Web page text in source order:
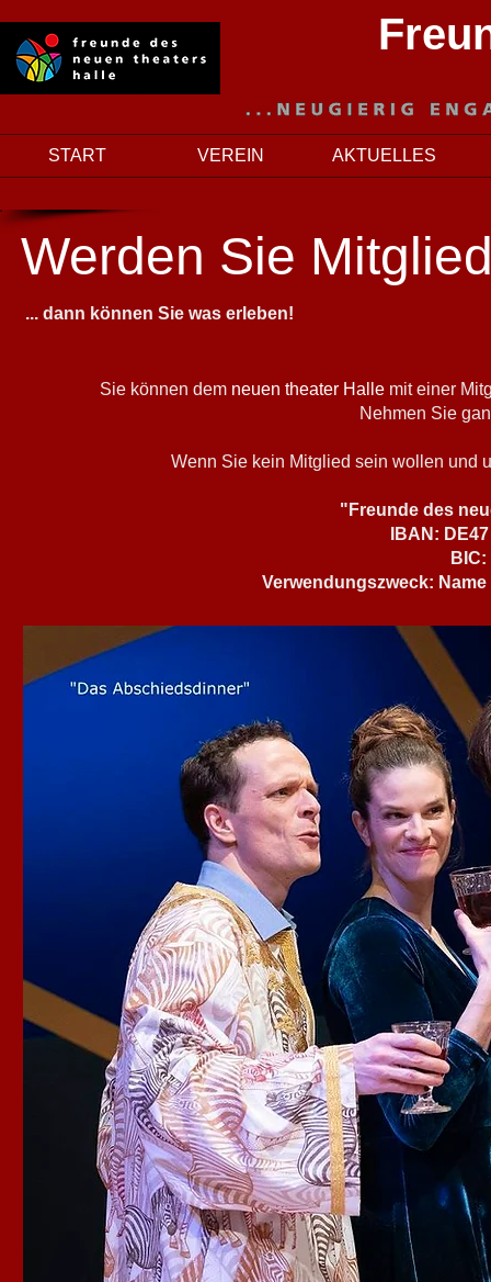
START VEREIN AKTUELLES
Werden Sie
... dann können Sie was erleben!
Sie können dem neuen theater Halle mit einer
Nehmen Sie
Wenn Sie kein Mitglied sein wollen und
"Freunde des
IBAN:
Verwendungszweck: